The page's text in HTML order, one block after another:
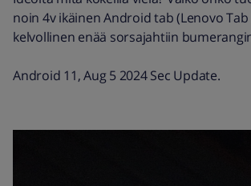
noin 4v ikäinen Android tab (Lenovo Tab
kelvollinen enää sorsajahtiin
Android 11, Aug 5 2024 Sec Update.